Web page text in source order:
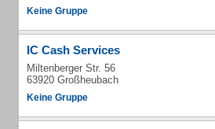
Keine Gruppe
IC Cash Services
Miltenberger Str. 56
63920 Großheubach
Keine Gruppe